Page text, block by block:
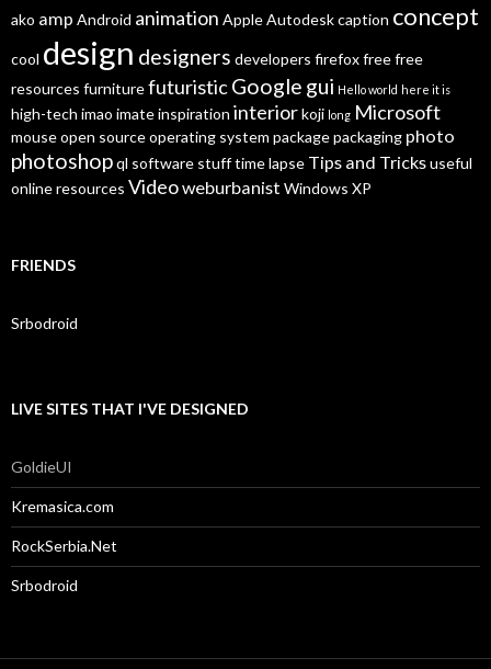
ako amp Android animation AppleAutodeskcaption concept
cool design designers developers firefoxfreefree
resources furniturefuturisticGoogle gui Hello world here it is
high-tech imao imateinspiration interiorkoji long Microsoft
mouseopen sourceoperating system packagepackaging photo
photoshopql software stufftime lapse Tips and Tricksuseful
online resources Videoweburbanist Windows XP
FRIENDS
Srbodroid
LIVE SITES THAT I'VE DESIGNED
GoldieUI
Kremasica.com
RockSerbia.Net
Srbodroid